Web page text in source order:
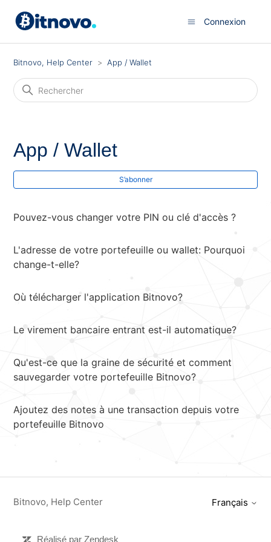
Connexion
Bitnovo, Help Center App / Wallet
App / Wallet
S’abonner
Pouvez-vous changer votre PIN ou clé d'accès ?
L'adresse de votre portefeuille ou wallet: Pourquoi
change-t-elle?
Où télécharger l'application Bitnovo?
Le virement bancaire entrant est-il automatique?
Qu'est-ce que la graine de sécurité et comment
sauvegarder votre portefeuille Bitnovo?
Ajoutez des notes à une transaction depuis votre
portefeuille Bitnovo
Bitnovo, Help Center Français
Réalisé par Zendesk